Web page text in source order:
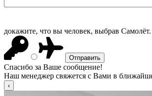
докажите, что вы человек, выбрав Самолёт.
Спасибо за Ваше сообщение!
Наш менеджер свяжется с Вами в